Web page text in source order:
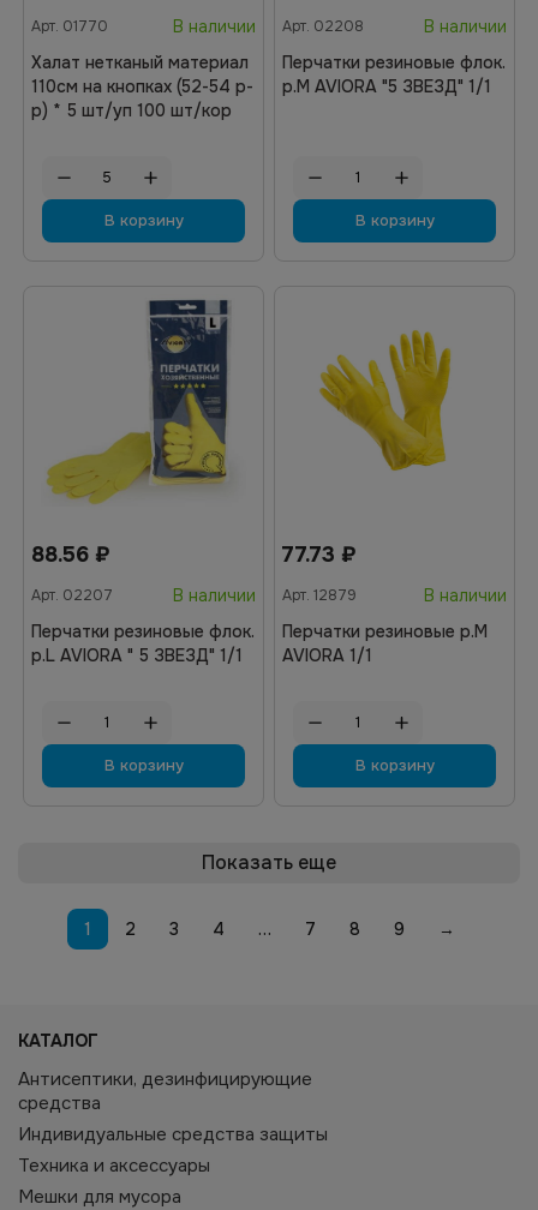
Арт. 01770
В наличии
Халат нетканый материал
110см на кнопках (52-54 р-
р) * 5 шт/уп 100 шт/кор
В корзину
Арт. 02208
В наличии
Перчатки резиновые флок.
р.M AVIORA "5 ЗВЕЗД" 1/1
В корзину
88.56 ₽
Арт. 02207
В наличии
Перчатки резиновые флок.
р.L AVIORA " 5 ЗВЕЗД" 1/1
В корзину
77.73 ₽
Арт. 12879
В наличии
Перчатки резиновые р.M
AVIORA 1/1
В корзину
Показать еще
1 2 3 4 … 7 8 9 →
КАТАЛОГ
Антисептики, дезинфицирующие
средства
Индивидуальные средства защиты
Техника и аксессуары
Мешки для мусора